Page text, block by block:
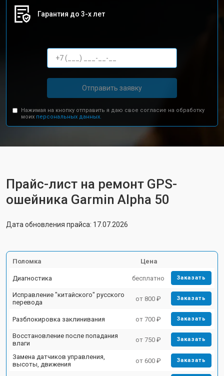
Гарантия до 3-х лет
Отправить заявку
Нажимая на кнопку отправить я даю свое согласие на обработку
моих персональных данных.
Прайс-лист на ремонт GPS-
ошейника Garmin Alpha 50
Дата обновления прайса: 17.07.2026
Поломка Цена
Диагностика бесплатно Заказать
Исправление "китайского" русского
перевода
от 800 ₽ Заказать
Разблокировка заклинивания от 700 ₽ Заказать
Восстановление после попадания
влаги
от 750 ₽ Заказать
Замена датчиков управления,
высоты, движения
от 600 ₽ Заказать